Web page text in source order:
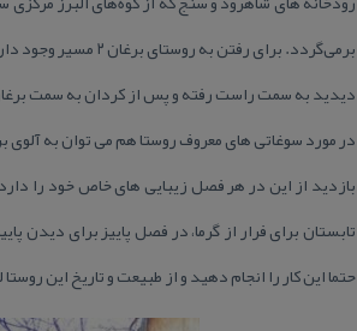
برمی‌گردد. برای
دیدید به سمت راست رفته و پس از كردان به سمت
در مورد سوغاتی های معروف روستا هم می توان به آلوی
بازدید از این در هر فصل زیبایی های خاص خود را
تابستان برای فرار از گرما، در فصل پاییز برای
حتما این كار را انجام دهید و از طبیعت و تاریخ این